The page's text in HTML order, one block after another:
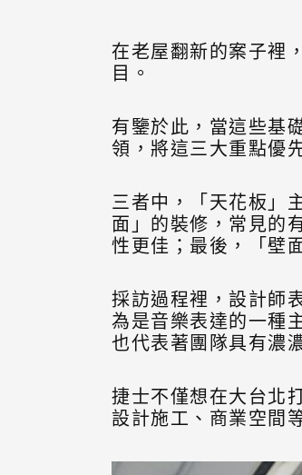
在老屋翻新的案子裡
目。
有鑒於此，當這些基
領，將這三大重點優
三者中，「天花板」
面」的裝修，常見的
性更佳；最後，「壁
採訪過程裡，設計師
為是音樂表達的一種
也代表著團隊具有濃
捷士不僅想在大台北
設計施工、商業空間